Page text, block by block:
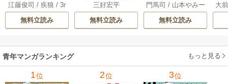
000001％を引き当
て最強へ～【電子
書籍特典付】 22巻
江藤俊司 /疾狼 /3r
d Ie/Studio No.9
無料立読み
のバスケ論 7巻
三好宏平
無料立読み
1巻
門馬司 / 山本やみー
無料立読み
に
の
れ
メ
大
青年マンガランキング もっと見る
1位 2位 3位